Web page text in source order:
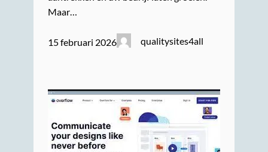
Maar…
15 februari 2026 qualitysites4all